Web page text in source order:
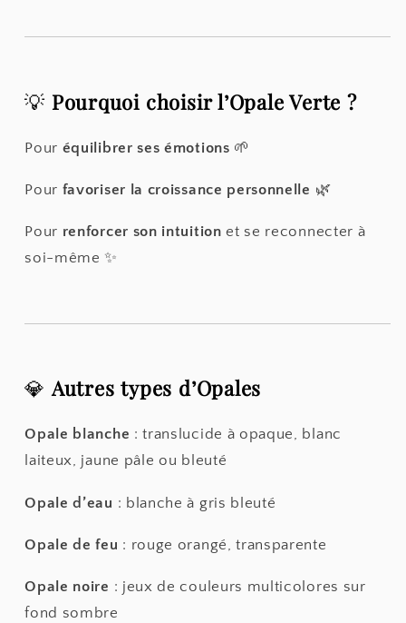
💡 Pourquoi choisir l’Opale Verte ?
Pour équilibrer ses émotions 🌱
Pour favoriser la croissance personnelle 🌿
Pour renforcer son intuition et se reconnecter à
soi-même ✨
💎Autres types d’Opales
Opale blanche : translucide à opaque, blanc
laiteux, jaune pâle ou bleuté
Opale d’eau : blanche à gris bleuté
Opale de feu : rouge orangé, transparente
Opale noire : jeux de couleurs multicolores sur
fond sombre